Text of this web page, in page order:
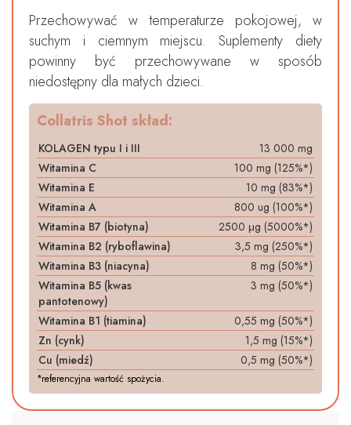
Przechowywać w temperaturze pokojowej, w
suchym i ciemnym miejscu. Suplementy diety
powinny być przechowywane w sposób
niedostępny dla małych dzieci.
Collatris Shot skład:
KOLAGEN typu I i III
13 000 mg
Witamina C
100 mg (125%*)
Witamina E
10 mg (83%*)
Witamina A
800 ug (100%*)
Witamina B7 (biotyna)
2500 μg (5000%*)
Witamina B2 (ryboflawina)
3,5 mg (250%*)
Witamina B3 (niacyna)
8 mg (50%*)
Witamina B5 (kwas
pantotenowy)
3 mg (50%*)
Witamina B1 (tiamina)
0,55 mg (50%*)
Zn (cynk)
1,5 mg (15%*)
Cu (miedź)
0,5 mg (50%*)
*referencyjna wartość spożycia.